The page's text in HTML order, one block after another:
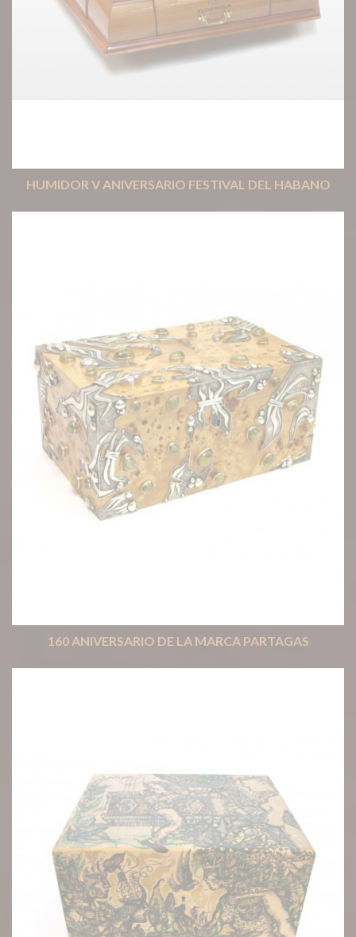
HUMIDOR V ANIVERSARIO FESTIVAL DEL HABANO
160 ANIVERSARIO DE LA MARCA PARTAGAS